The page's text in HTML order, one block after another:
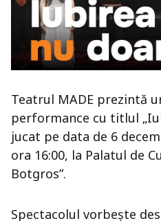
Teatrul MADE prezintă
performance cu titlul
jucat pe data de 6
ora 16:00, la Palatul de
Botgros”.
Spectacolul vorbește